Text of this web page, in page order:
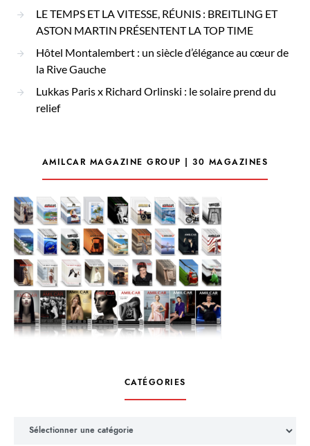
LE TEMPS ET LA VITESSE, RÉUNIS : BREITLING ET
ASTON MARTIN PRÉSENTENT LA TOP TIME
Hôtel Montalembert : un siècle d’élégance au cœur de
la Rive Gauche
Lukkas Paris x Richard Orlinski : le solaire prend du
relief
AMILCAR MAGAZINE GROUP | 30 MAGAZINES
CATÉGORIES